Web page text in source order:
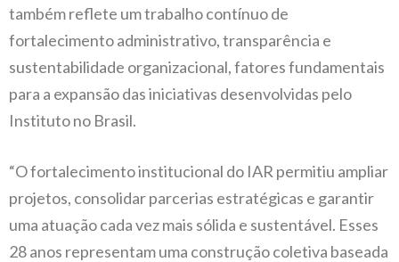
também reflete um trabalho contínuo de
fortalecimento administrativo, transparência e
sustentabilidade organizacional, fatores fundamentais
para a expansão das iniciativas desenvolvidas pelo
Instituto no Brasil.
“O fortalecimento institucional do IAR permitiu ampliar
projetos, consolidar parcerias estratégicas e garantir
uma atuação cada vez mais sólida e sustentável. Esses
28 anos representam uma construção coletiva baseada